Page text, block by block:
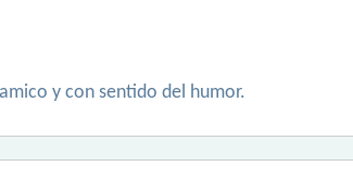
y con sentido del humor.